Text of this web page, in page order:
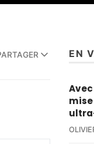
EN